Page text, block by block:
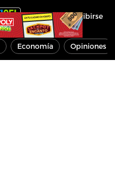
Inscribirse
Economía Opiniones